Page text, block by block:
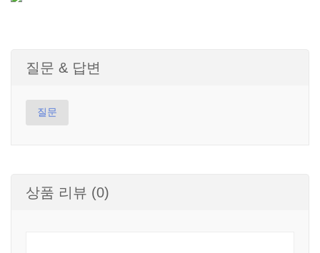
질문 & 답변
질문
상품 리뷰 (0)